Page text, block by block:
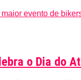
evento de
o Dia do